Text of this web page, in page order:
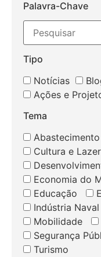
Palavra-Chave
Tipo
Notícias
Ações e
Tema
Cultura e Lazer
Economia do
Educação
Indústria Naval
Mobilidade
Segurança
Turismo